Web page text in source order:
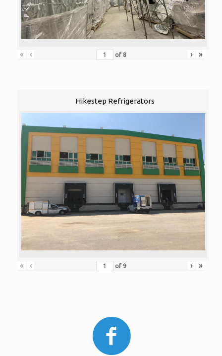
« ‹ of 8 › »
Hikestep Refrigerators
« ‹ of 9 › »